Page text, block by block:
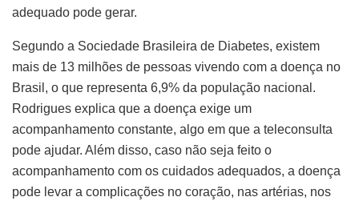
adequado pode gerar.
Segundo a Sociedade Brasileira de Diabetes, existem
mais de 13 milhões de pessoas vivendo com a doença no
Brasil, o que representa 6,9% da população nacional.
Rodrigues explica que a doença exige um
acompanhamento constante, algo em que a teleconsulta
pode ajudar. Além disso, caso não seja feito o
acompanhamento com os cuidados adequados, a doença
pode levar a complicações no coração, nas artérias, nos